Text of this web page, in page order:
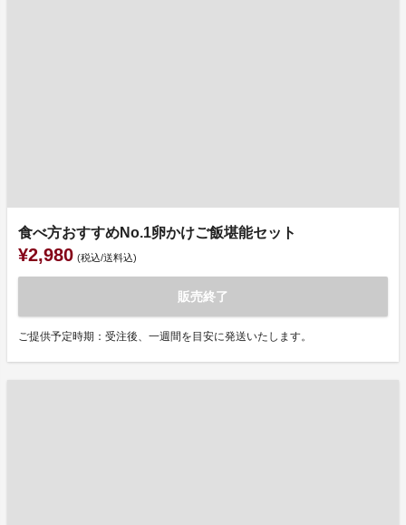
食べ方おすすめNo.1卵かけご飯堪能セット
¥2,980 (税込/送料込)
販売終了
ご提供予定時期：受注後、一週間を目安に発送いたします。